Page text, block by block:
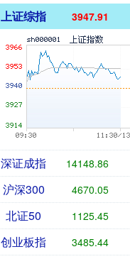
上证综指 3947.91
深证成指 14148.86
沪深300 4670.05
北证50 1125.45
创业板指 3485.44